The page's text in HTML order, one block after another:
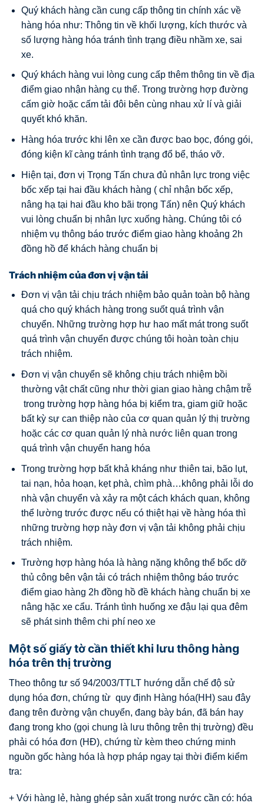
Quý khách hàng cần cung cấp thông tin chính xác về
hàng hóa như: Thông tin về khối lượng, kích thước và
số lượng hàng hóa tránh tình trạng điều nhầm xe, sai
xe.
Quý khách hàng vui lòng cung cấp thêm thông tin về địa
điểm giao nhận hàng cụ thể. Trong trường hợp đường
cấm giờ hoặc cấm tải đôi bên cùng nhau xử lí và giải
quyết khó khăn.
Hàng hóa trước khi lên xe cần được bao bọc, đóng gói,
đóng kiện kĩ càng tránh tình trạng đổ bể, tháo vỡ.
Hiện tại, đơn vị Trọng Tấn chưa đủ nhân lực trong việc
bốc xếp tại hai đầu khách hàng ( chỉ nhận bốc xếp,
nâng hạ tại hai đầu kho bãi trọng Tấn) nên Quý khách
vui lòng chuẩn bị nhân lực xuống hàng. Chúng tôi có
nhiệm vụ thông báo trước điểm giao hàng khoảng 2h
đồng hồ để khách hàng chuẩn bị
Trách nhiệm của đơn vị vận tải
Đơn vị vận tải chịu trách nhiệm bảo quản toàn bộ hàng
quá cho quý khách hàng trong suốt quá trình vận
chuyển. Những trường hợp hư hao mất mát trong suốt
quá trình vận chuyển được chúng tôi hoàn toàn chịu
trách nhiệm.
Đơn vị vận chuyển sẽ không chịu trách nhiệm bồi
thường vật chất cũng như thời gian giao hàng chậm trễ
trong trường hợp hàng hóa bị kiểm tra, giam giữ hoặc
bất kỳ sự can thiệp nào của cơ quan quản lý thị trường
hoặc các cơ quan quản lý nhà nước liên quan trong
quá trình vận chuyển hang hóa
Trong trường hợp bất khả kháng như thiên tai, bão lụt,
tai nạn, hỏa hoạn, kẹt phà, chìm phà…không phải lỗi do
nhà vận chuyển và xảy ra một cách khách quan, không
thể lường trước được nếu có thiệt hại về hàng hóa thì
những trường hợp này đơn vị vận tải không phải chịu
trách nhiệm.
Trường hợp hàng hóa là hàng nặng không thể bốc dỡ
thủ công bên vận tải có trách nhiệm thông báo trước
điểm giao hàng 2h đồng hồ đề khách hàng chuẩn bị xe
nâng hặc xe cẩu. Tránh tình huống xe đậu lại qua đêm
sẽ phát sinh thêm chi phí neo xe
Một số giấy tờ cần thiết khi lưu thông hàng
hóa trên thị trường
Theo thông tư số 94/2003/TTLT hướng dẫn chế độ sử
dụng hóa đơn, chứng từ quy định Hàng hóa(HH) sau đây
đang trên đường vận chuyển, đang bày bán, đã bán hay
đang trong kho (gọi chung là lưu thông trên thị trường) đều
phải có hóa đơn (HĐ), chứng từ kèm theo chứng minh
nguồn gốc hàng hóa là hợp pháp ngay tại thời điểm kiểm
tra:
+ Với hàng lẻ, hàng ghép sản xuất trong nước cần có: hóa